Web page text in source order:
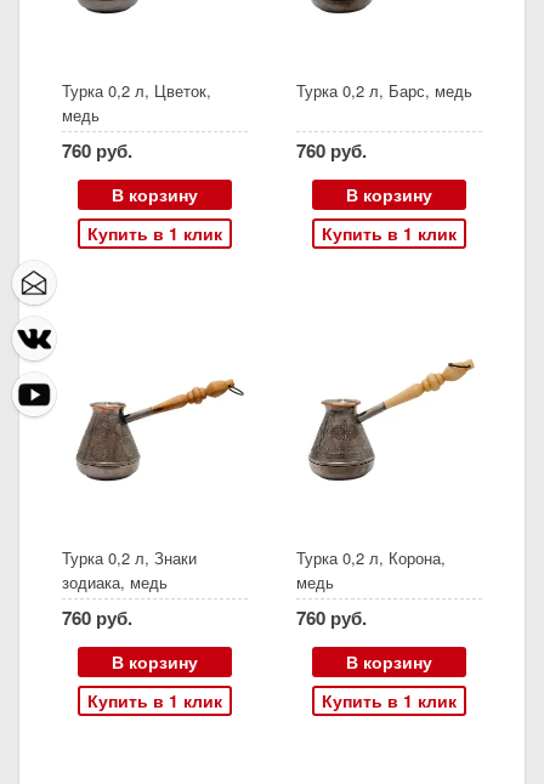
Турка 0,2 л, Цветок,
медь
760 руб.
В корзину
Купить в 1 клик
Турка 0,2 л, Барс, медь
760 руб.
В корзину
Купить в 1 клик
Турка 0,2 л, Знаки
зодиака, медь
760 руб.
В корзину
Купить в 1 клик
Турка 0,2 л, Корона,
медь
760 руб.
В корзину
Купить в 1 клик